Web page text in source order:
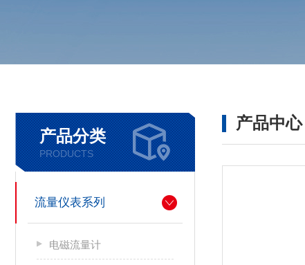
产品分类
PRODUCTS
流量仪表系列
电磁流量计
产品中心